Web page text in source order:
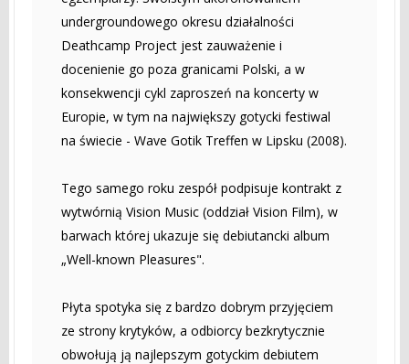
undergroundowego okresu działalności
Deathcamp Project jest zauważenie i
docenienie go poza granicami Polski, a w
konsekwencji cykl zaproszeń na koncerty w
Europie, w tym na największy gotycki festiwal
na świecie - Wave Gotik Treffen w Lipsku (2008).
Tego samego roku zespół podpisuje kontrakt z
wytwórnią Vision Music (oddział Vision Film), w
barwach której ukazuje się debiutancki album
„Well-known Pleasures".
Płyta spotyka się z bardzo dobrym przyjęciem
ze strony krytyków, a odbiorcy bezkrytycznie
obwołują ją najlepszym gotyckim debiutem